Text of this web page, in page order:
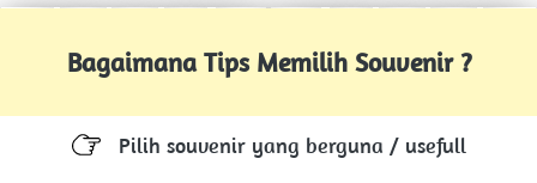
Bagaimana Tips Memilih Souvenir ?
Pilih souvenir yang berguna / usefull